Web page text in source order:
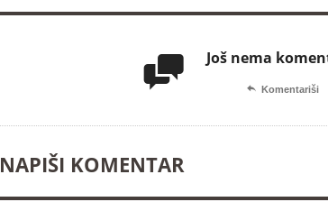
 Još nema
 Komentariši
NAPIŠI KOMENTAR